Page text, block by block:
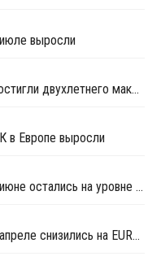
выросли
Контрактные цены БСК в Европе достигли двухлетнего максимума в мае
в Европе выросли
Контрактные цены БСК в Европе в июне остались на уровне мая
Контрактные цены БСК в Европе в апреле снизились на EUR200 за тонну